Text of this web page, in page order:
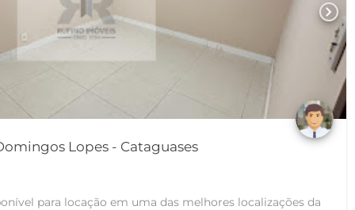
chevron_right
Apartamento em Vila Domingos Lopes - Cataguases
para locação em uma das melhores localizações da